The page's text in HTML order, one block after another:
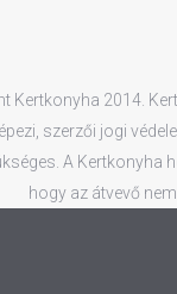
Kertkonyha 2014.
szerzői jogi
A Kertkonyha
hogy az átvevő